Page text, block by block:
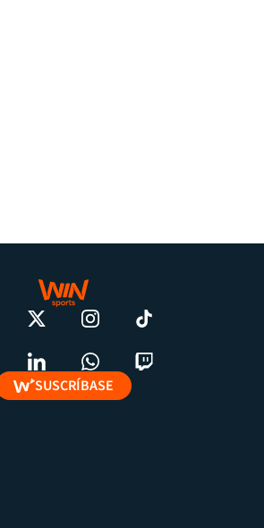
SUSCRÍBASE